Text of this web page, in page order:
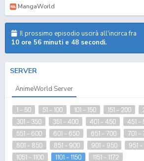
MangaWorld
Il prossimo episodio uscirà all'incirca fra
10 ore 56 minuti e 47 secondi.
SERVER
AnimeWorld Server
1 - 50 51 - 100 101 - 150 151 - 200
301 - 350
351 - 400 401 - 450 451 -
551 - 600
601 - 650 651 - 700 701 -
801 - 850
851 - 900 901 - 950 951 -
1051 - 1100
1101 - 1150 1151 - 1172